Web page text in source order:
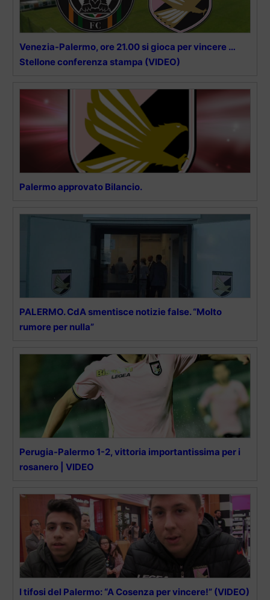
Venezia-Palermo, ore 21.00 si gioca per vincere …
Stellone conferenza stampa (VIDEO)
Palermo approvato Bilancio.
PALERMO. CdA smentisce notizie false. “Molto
rumore per nulla”
Perugia-Palermo 1-2, vittoria importantissima per i
rosanero | VIDEO
I tifosi del Palermo: “A Cosenza per vincere!” (VIDEO)